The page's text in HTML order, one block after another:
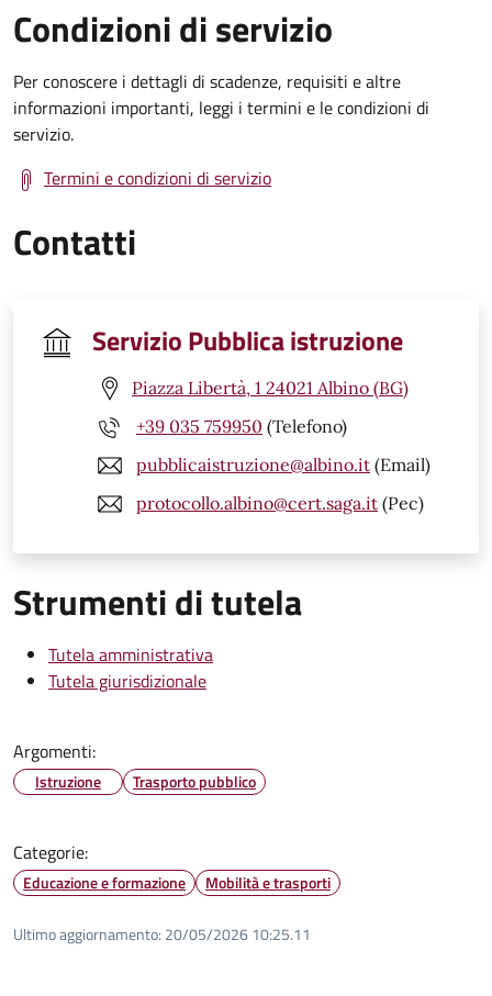
Condizioni di servizio
Per conoscere i dettagli di scadenze, requisiti e altre
informazioni importanti, leggi i termini e le condizioni di
servizio.
Termini e condizioni di servizio
Contatti
Servizio Pubblica istruzione
Piazza Libertà, 1 24021 Albino (BG)
+39 035 759950 (Telefono)
pubblicaistruzione@albino.it (Email)
protocollo.albino@cert.saga.it (Pec)
Strumenti di tutela
Tutela amministrativa
Tutela giurisdizionale
Argomenti:
Istruzione Trasporto pubblico
Categorie:
Educazione e formazione Mobilità e trasporti
Ultimo aggiornamento: 20/05/2026 10:25.11